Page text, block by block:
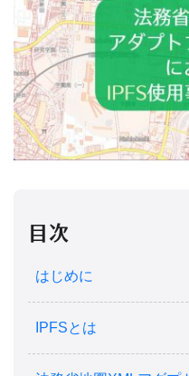
目次
はじめに
IPFSとは